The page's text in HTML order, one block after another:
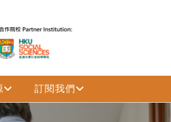
訂閱我們